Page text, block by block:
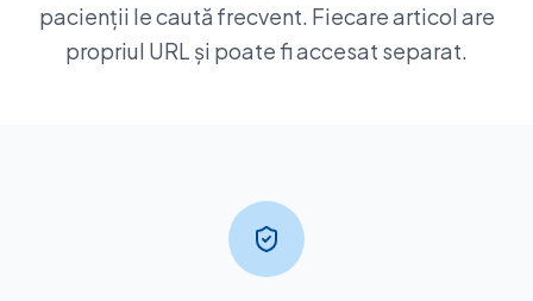
pacienții le caută frecvent. Fiecare articol are
propriul URL și poate fi accesat separat.